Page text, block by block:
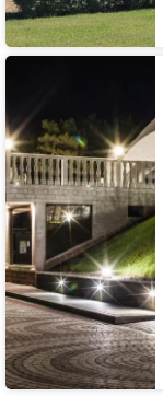
Загородный
Park
Resort